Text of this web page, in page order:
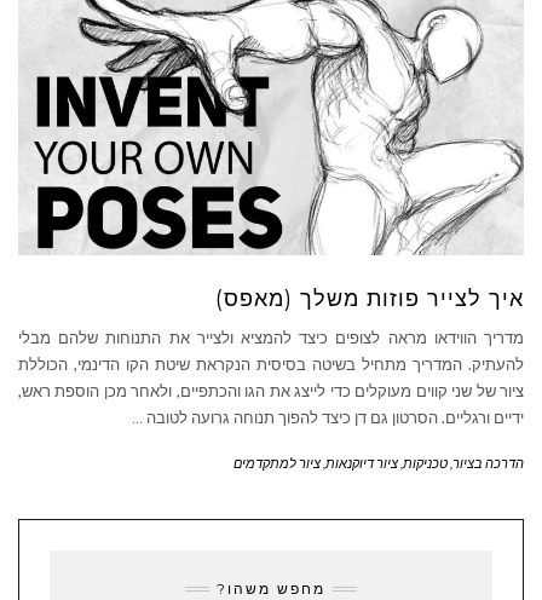
איך לצייר פוזות משלך (מאפס)
מדריך הווידאו מראה לצופים כיצד להמציא ולצייר את התנוחות שלהם מבלי
להעתיק. המדריך מתחיל בשיטה בסיסית הנקראת שיטת הקו הדינמי, הכוללת
ציור של שני קווים מעוקלים כדי לייצג את הגו והכתפיים, ולאחר מכן הוספת ראש,
ידיים ורגליים. הסרטון גם דן כיצד להפוך תנוחה גרועה לטובה …
הדרכה בציור טכניקות ציור דיוקנאות ציור למתקדמים
מחפש משהו?